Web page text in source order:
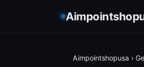
Aimpointshopusa ›